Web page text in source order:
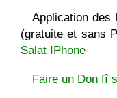
Application
(gratuite et sans
Salat IPhone
Faire un Don fî